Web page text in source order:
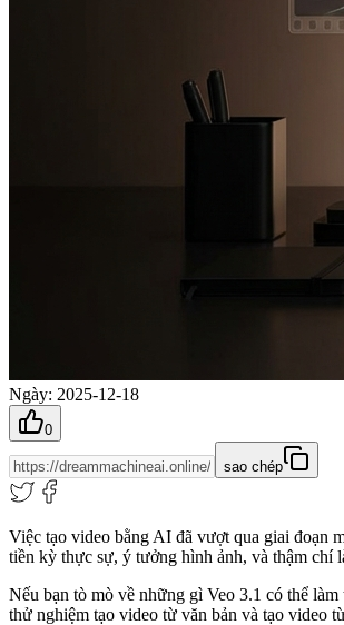
Ngày: 2025-12-18
0
sao chép
Việc tạo video bằng AI đã vượt qua giai đoạn
tiền kỳ thực sự, ý tưởng hình ảnh, và thậm chí
Nếu bạn tò mò về những gì Veo 3.1 có thể
thử nghiệm tạo video từ văn bản và tạo video